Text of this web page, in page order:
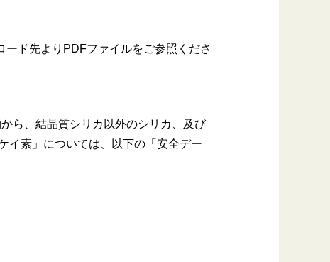
ド先よりPDFファイルをご参照くださ
ら、結晶質シリカ以外のシリカ、及び
イ素」については、以下の「安全デー